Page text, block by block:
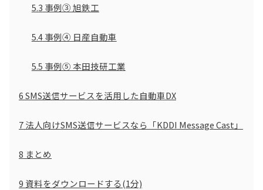
5.3 事例③ 旭鉄工
5.4事例④ 日産自動車
5.5 事例⑤ 本田技研工業
6SMS送信サービスを活用した自動車DX
7法人向けSMS送信サービスなら「KDDI Message Cast」
8 まとめ
9 資料をダウンロードする(1分)